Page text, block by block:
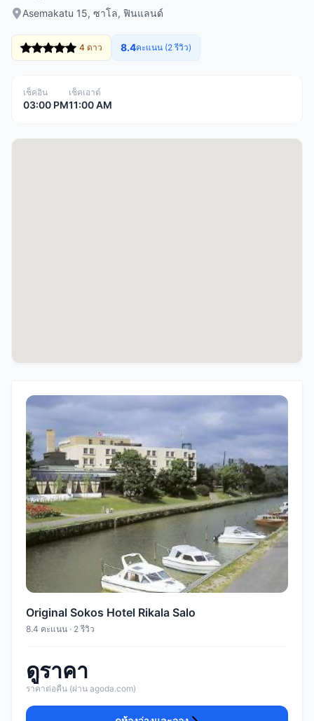
Asemakatu 15, ซาโล, ฟินแลนด์
4 ดาว 8.4คะแนน (2 รีวิว)
เช็คอิน
03:00 PM
เช็คเอาต์
11:00 AM
Original Sokos Hotel Rikala Salo
8.4 คะแนน · 2 รีวิว
ดูราคา
ราคาต่อคืน (ผ่าน agoda.com)